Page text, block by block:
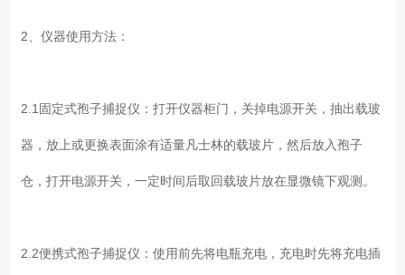
2、仪器使用方法：
2.1固定式孢子捕捉仪：打开仪器柜门，关掉电源开关，抽出载玻
器，放上或更换表面涂有适量凡士林的载玻片，然后放入孢子
仓，打开电源开关，一定时间后取回载玻片放在显微镜下观测。
2.2便携式孢子捕捉仪：使用前先将电瓶充电，充电时先将充电插